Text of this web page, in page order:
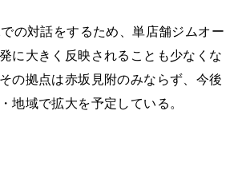
の対話をするため、単店舗ジムオー
に大きく反映されることも少なくな
の拠点は赤坂見附のみならず、今後
地域で拡大を予定している。